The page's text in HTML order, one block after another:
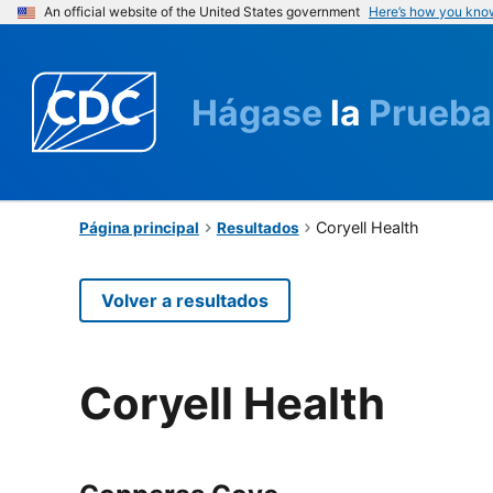
An official website of the United States government Here’s how you
Hágase la Prueba
Página principal Resultados Coryell Health
Volver a resultados
Coryell Health